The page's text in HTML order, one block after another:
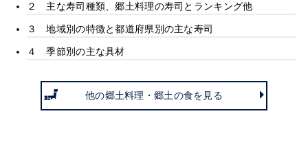
２ 主な寿司種類、郷土料理の寿司とランキング他
３ 地域別の特徴と都道府県別の主な寿司
４ 季節別の主な具材
他の郷土料理・郷土の食を見る